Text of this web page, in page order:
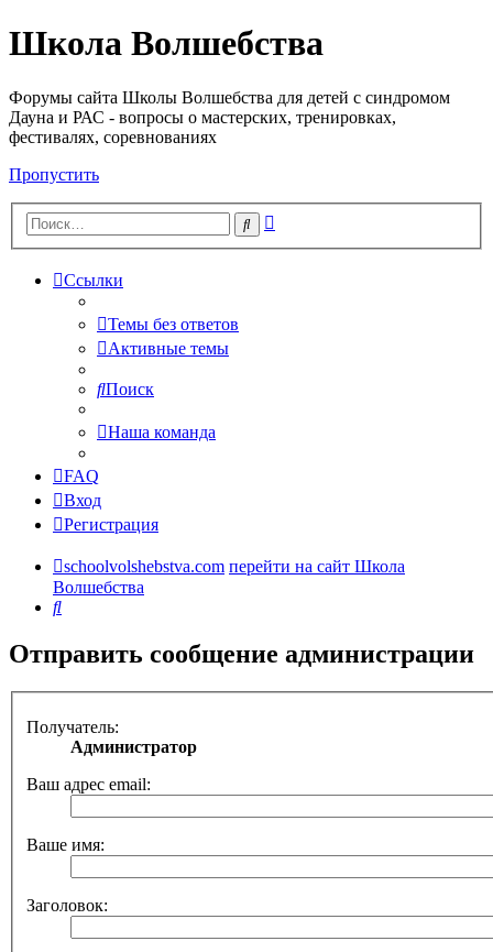
Школа Волшебства
Форумы сайта Школы Волшебства для детей с синдромом
Дауна и РАС - вопросы о мастерских, тренировках,
фестивалях, соревнованиях
Пропустить
Поиск
Ссылки
Темы без ответов
Активные темы
Поиск
Наша команда
FAQ
Вход
Регистрация
schoolvolshebstva.com перейти на сайт Школа
Волшебства
Поиск
Отправить сообщение администрации
Получатель:
Администратор
Ваш адрес email:
Ваше имя:
Заголовок: